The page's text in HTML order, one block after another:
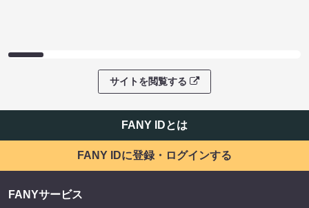
サイトを閲覧する
FANY IDとは
FANY IDに登録・ログインする
FANYサービス